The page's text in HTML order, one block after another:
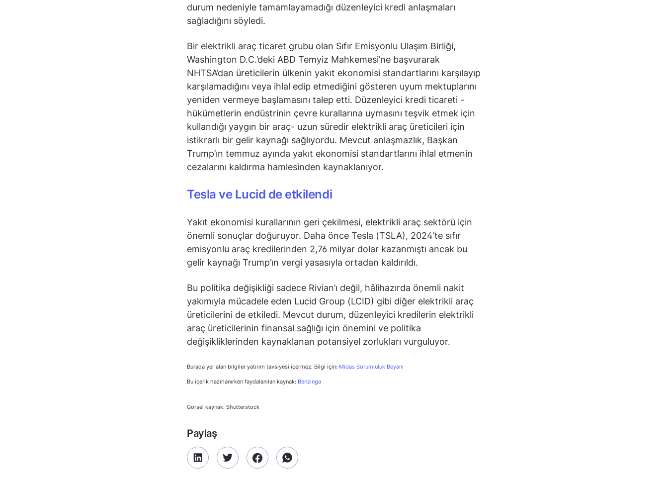
durum nedeniyle tamamlayamadığı düzenleyici kredi anlaşmaları
sağladığını söyledi.
Bir elektrikli araç ticaret grubu olan Sıfır Emisyonlu Ulaşım Birliği,
Washington D.C.’deki ABD Temyiz Mahkemesi’ne başvurarak
NHTSA’dan üreticilerin ülkenin yakıt ekonomisi standartlarını karşılayıp
karşılamadığını veya ihlal edip etmediğini gösteren uyum mektuplarını
yeniden vermeye başlamasını talep etti. Düzenleyici kredi ticareti -
hükümetlerin endüstrinin çevre kurallarına uymasını teşvik etmek için
kullandığı yaygın bir araç- uzun süredir elektrikli araç üreticileri için
istikrarlı bir gelir kaynağı sağlıyordu. Mevcut anlaşmazlık, Başkan
Trump’ın temmuz ayında yakıt ekonomisi standartlarını ihlal etmenin
cezalarını kaldırma hamlesinden kaynaklanıyor.
Tesla ve Lucid de etkilendi
Yakıt ekonomisi kurallarının geri çekilmesi, elektrikli araç sektörü için
önemli sonuçlar doğuruyor. Daha önce Tesla (TSLA), 2024’te sıfır
emisyonlu araç kredilerinden 2,76 milyar dolar kazanmıştı ancak bu
gelir kaynağı Trump’ın vergi yasasıyla ortadan kaldırıldı.
Bu politika değişikliği sadece Rivian’ı değil, hâlihazırda önemli nakit
yakımıyla mücadele eden Lucid Group (LCID) gibi diğer elektrikli araç
üreticilerini de etkiledi. Mevcut durum, düzenleyici kredilerin elektrikli
araç üreticilerinin finansal sağlığı için önemini ve politika
değişikliklerinden kaynaklanan potansiyel zorlukları vurguluyor.
Burada yer alan bilgiler yatırım tavsiyesi içermez. Bilgi için: Midas Sorumluluk Beyanı
Bu içerik hazırlanırken faydalanılan kaynak: Benzinga
Görsel kaynak: Shutterstock
Paylaş